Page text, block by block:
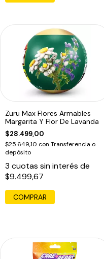
Zuru Max Flores Armables
Margarita Y Flor De Lavanda
$28.499,00
$25.649,10 con Transferencia o
depósito
3 cuotas sin interés de
$9.499,67